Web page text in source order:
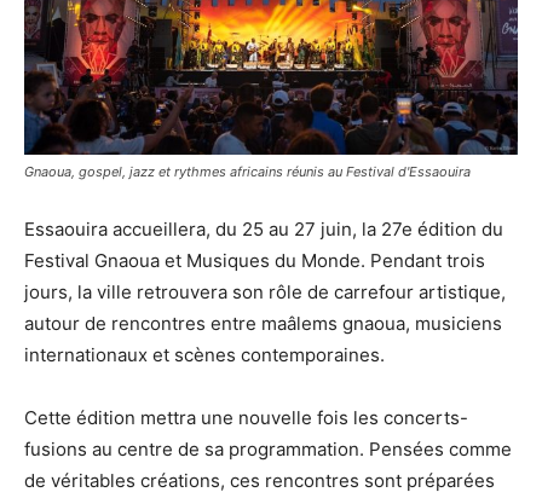
Gnaoua, gospel, jazz et rythmes africains réunis au Festival d'Essaouira
Essaouira accueillera, du 25 au 27 juin, la 27e édition du
Festival Gnaoua et Musiques du Monde. Pendant trois
jours, la ville retrouvera son rôle de carrefour artistique,
autour de rencontres entre maâlems gnaoua, musiciens
internationaux et scènes contemporaines.
Cette édition mettra une nouvelle fois les concerts-
fusions au centre de sa programmation. Pensées comme
de véritables créations, ces rencontres sont préparées